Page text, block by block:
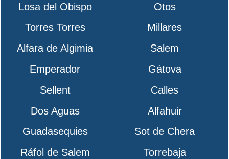
Losa del Obispo
Otos
Torres Torres
Millares
Alfara de Algimia
Salem
Emperador
Gátova
Sellent
Calles
Dos Aguas
Alfahuir
Guadasequies
Sot de Chera
Ráfol de Salem
Torrebaja